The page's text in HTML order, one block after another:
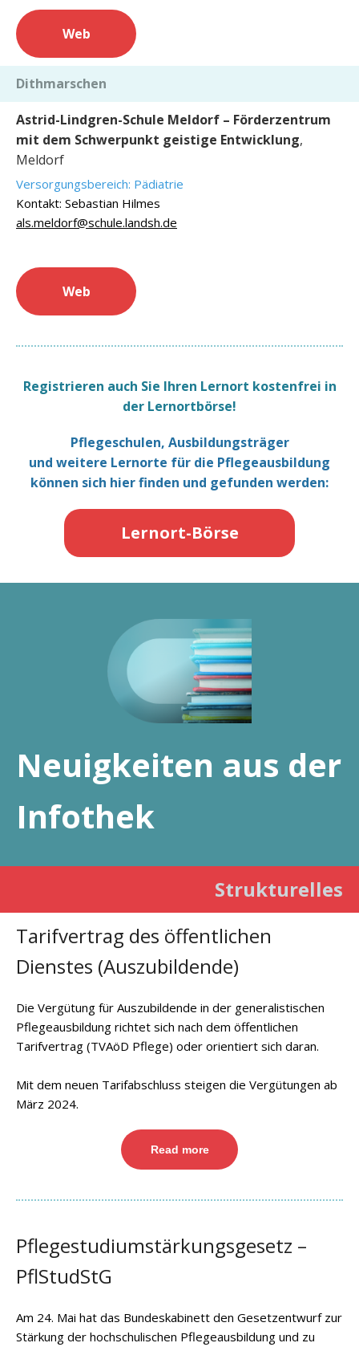
Web
Dithmarschen
Astrid-Lindgren-Schule Meldorf – Förderzentrum
mit dem Schwerpunkt geistige Entwicklung,
Meldorf
Versorgungsbereich: Pädiatrie
Kontakt: Sebastian Hilmes
als.meldorf@schule.landsh.de
Web
Registrieren auch Sie Ihren Lernort kostenfrei in
der Lernortbörse!
Pflegeschulen, Ausbildungsträger
und weitere Lernorte für die Pflegeausbildung
können sich hier finden und gefunden werden:
Lernort-Börse
Neuigkeiten aus der
Infothek
Strukturelles
Tarifvertrag des öffentlichen
Dienstes (Auszubildende)
Die Vergütung für Auszubildende in der generalistischen
Pflegeausbildung richtet sich nach dem öffentlichen
Tarifvertrag (TVAöD Pflege) oder orientiert sich daran.
Mit dem neuen Tarifabschluss steigen die Vergütungen ab
März 2024.
Read more
Pflegestudiumstärkungsgesetz –
PflStudStG
Am 24. Mai hat das Bundeskabinett den Gesetzentwurf zur
Stärkung der hochschulischen Pflegeausbildung und zu